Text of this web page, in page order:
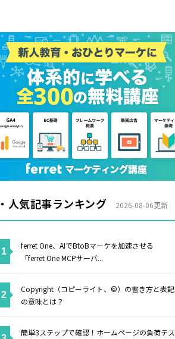
・人気記事ランキング 2026-08-06更新
ferret One、AIでBtoBマーケを加速させる
「ferret One MCPサーバ...
Copyright（コピーライト、©）の書き方と表記
の意味とは？
簡単3ステップで確認！ホームページの負荷テス